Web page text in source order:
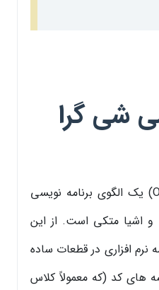
شی گرا
برنامه نویسی شی گرا (OOP) یک الگوی برنامه نویسی
اشیا متکی است. از این
نرم افزاری در قطعات ساده
های کد (که معمولاً کلاس